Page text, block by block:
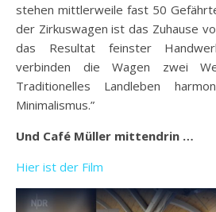
stehen mittlerweile fast 50
der Zirkuswagen ist das Zuhause
das Resultat feinster
verbinden die Wagen zwei
Traditionelles Landleben
Minimalismus.”
Und Café Müller mittendrin …
Hier ist der Film